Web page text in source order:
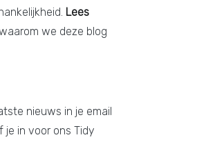
Lees
we deze blog
nieuws in je email
je in voor ons Tidy